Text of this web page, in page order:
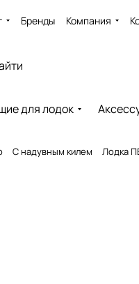
Бренды Компания
для лодок
С надувным килем Лодка